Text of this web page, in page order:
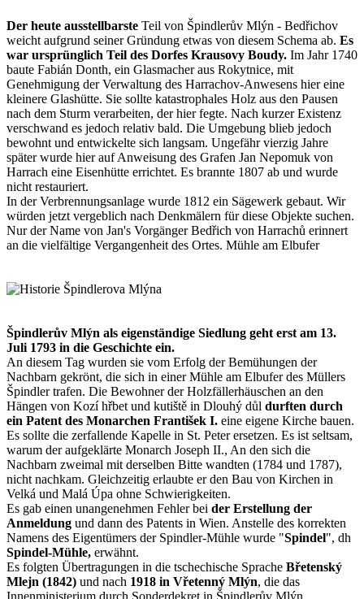
Der heute ausstellbarste Teil von Špindlerův Mlýn - Bedřichov
weicht aufgrund seiner Gründung etwas von diesem Schema ab. Es
war ursprünglich Teil des Dorfes Krausovy Boudy. Im Jahr 1740
baute Fabián Donth, ein Glasmacher aus Rokytnice, mit
Genehmigung der Verwaltung des Harrachov-Anwesens hier eine
kleinere Glashütte. Sie sollte katastrophales Holz aus den Pausen
nach dem Sturm verarbeiten, der hier fegte. Nach kurzer Existenz
verschwand es jedoch relativ bald. Die Umgebung blieb jedoch
bewohnt und entwickelte sich langsam. Ungefähr vierzig Jahre
später wurde hier auf Anweisung des Grafen Jan Nepomuk von
Harrach eine Eisenhütte errichtet. Es brannte 1807 ab und wurde
nicht restauriert.
In der Verbrennungsanlage wurde 1812 ein Sägewerk gebaut. Wir
würden jetzt vergeblich nach Denkmälern für diese Objekte suchen.
Nur der Name von Jan's Vorgänger Bedřich von Harrachů erinnert
an die vielfältige Vergangenheit des Ortes. Mühle am Elbufer
Špindlerův Mlýn als eigenständige Siedlung geht erst am 13.
Juli 1793 in die Geschichte ein.
An diesem Tag wurden sie vom Erfolg der Bemühungen der
Nachbarn gekrönt, die sich in einer Mühle am Elbufer des Müllers
Špindler trafen. Die Bewohner der Holzfällerhäuschen an den
Hängen von Kozí hřbet und kutiště in Dlouhý důl durften durch
ein Patent des Monarchen František I. eine eigene Kirche bauen.
Es sollte die zerfallende Kapelle in St. Peter ersetzen. Es ist seltsam,
warum der aufgeklärte Monarch Joseph II., An den sich die
Nachbarn zweimal mit derselben Bitte wandten (1784 und 1787),
nicht nachkam. Gleichzeitig erlaubte er den Bau von Kirchen in
Velká und Malá Úpa ohne Schwierigkeiten.
Es gab einen unangenehmen Fehler bei der Erstellung der
Anmeldung und dann des Patents in Wien. Anstelle des korrekten
Namens des Eigentümers der Spindler-Mühle wurde "Spindel", dh
Spindel-Mühle, erwähnt.
Es folgten Übertragungen in die tschechische Sprache Břetenský
Mlejn (1842) und nach 1918 in Vřetenný Mlýn, die das
Innenministerium durch Sonderdekret in Špindlerův Mlýn